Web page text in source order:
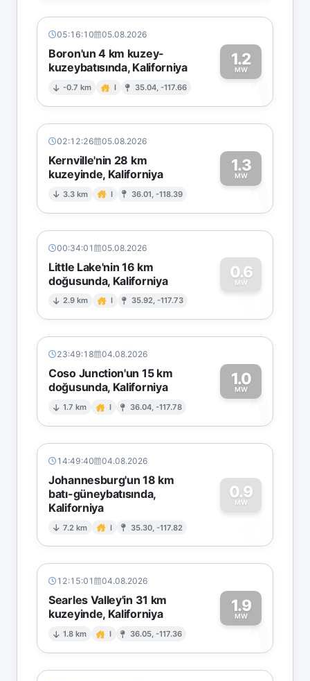
05:16:10 05.08.2026
Boron'un 4 km kuzey-
kuzeybatısında, Kaliforniya
-0.7 km I 35.04, -117.66
1.2
MW1
02:12:26 05.08.2026
Kernville'nin 28 km
kuzeyinde, Kaliforniya
3.3 km I 36.01, -118.39
1.3
MW1
00:34:01 05.08.2026
Little Lake'nin 16 km
doğusunda, Kaliforniya
2.9 km I 35.92, -117.73
0.6
MW
0
23:49:18 04.08.2026
Coso Junction'un 15 km
doğusunda, Kaliforniya
1.7 km I 36.04, -117.78
1.0
MW1
14:49:40 04.08.2026
Johannesburg'un 18 km
batı-güneybatısında,
Kaliforniya
7.2 km I 35.30, -117.82
0.9
MW
0
12:15:01 04.08.2026
Searles Valley'in 31 km
kuzeyinde, Kaliforniya
1.8 km I 36.05, -117.36
1.9
MW1